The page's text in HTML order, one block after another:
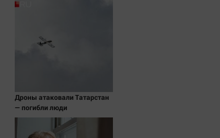
Дроны атаковали Татарстан
— погибли люди